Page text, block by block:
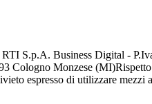
RTI S.p.A. Business Digital -
Cologno Monzese (MI)
espresso di utilizzare mezzi